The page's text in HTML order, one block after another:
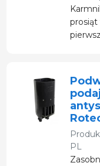
prosiąt
paszy,
leków
PL